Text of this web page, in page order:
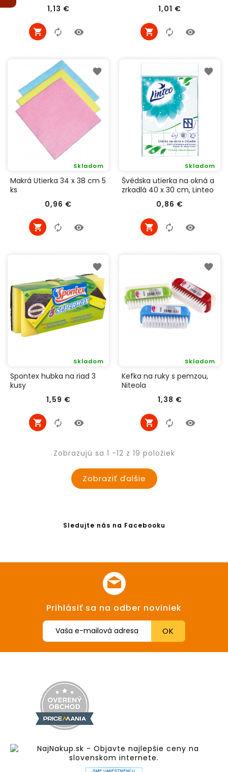
1,13 €Cena
1,01 €
Makrá Utierka 34 x 38 cm 5
ks
0,96 €
Skladom
Švédska utierka na okná a
zrkadlá 40 x 30 cm, Linteo
0,86 €
Skladom
Spontex hubka na riad 3
kusy
1,59 €
Skladom
Cena
Kefka na ruky s pemzou,
Niteola
1,38 €
Skladom
Cena
Zobrazujú sa 1 -12 z 19 položiek
Zobraziť ďalšie
Sledujte nás na Facebooku
Prihlásiť sa na odber noviniek